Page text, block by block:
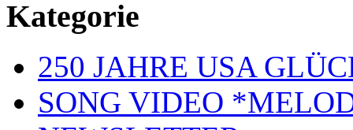
Kategorie
250 JAHRE USA
SONG VIDEO